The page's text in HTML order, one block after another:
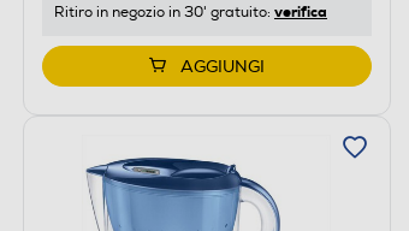
Ritiro in negozio in 30' gratuito: verifica
AGGIUNGI